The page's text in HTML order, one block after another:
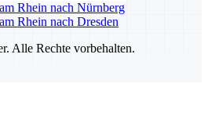
Rhein nach Nürnberg
Rhein nach Dresden
Alle Rechte vorbehalten.